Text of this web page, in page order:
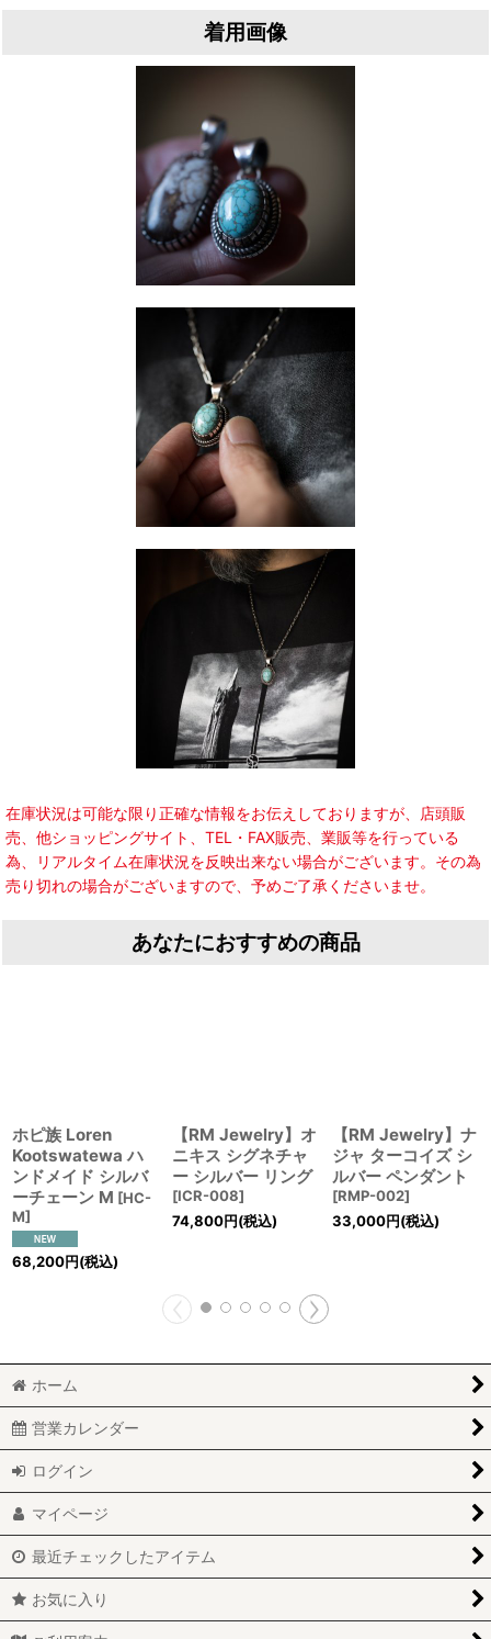
着用画像
在庫状況は可能な限り正確な情報をお伝えしておりますが、店頭販
売、他ショッピングサイト、TEL・FAX販売、業販等を行っている
為、リアルタイム在庫状況を反映出来ない場合がございます。その為
売り切れの場合がございますので、予めご了承くださいませ。
あなたにおすすめの商品
ホピ族 Loren
Kootswatewa ハ
ンドメイド シルバ
ーチェーン M [HC-
M]
68,200円(税込)
【RM Jewelry】オ
ニキス シグネチャ
ー シルバー リング
[ICR-008]
74,800円(税込)
【RM Jewelry】ナ
ジャ ターコイズ シ
ルバー ペンダント
[RMP-002]
33,000円(税込)
ホーム
営業カレンダー
ログイン
マイページ
最近チェックしたアイテム
お気に入り